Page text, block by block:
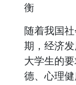
衡
随着我国
期，经济
大学生的
德、心理